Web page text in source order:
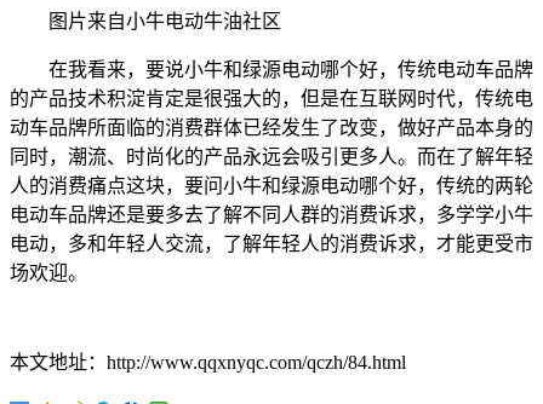
图片来自小牛电动牛油社区
在我看来，要说小牛和绿源电动哪个好，传统电动车品牌
的产品技术积淀肯定是很强大的，但是在互联网时代，传统电
动车品牌所面临的消费群体已经发生了改变，做好产品本身的
同时，潮流、时尚化的产品永远会吸引更多人。而在了解年轻
人的消费痛点这块，要问小牛和绿源电动哪个好，传统的两轮
电动车品牌还是要多去了解不同人群的消费诉求，多学学小牛
电动，多和年轻人交流，了解年轻人的消费诉求，才能更受市
场欢迎。
本文地址：http://www.qqxnyqc.com/qczh/84.html